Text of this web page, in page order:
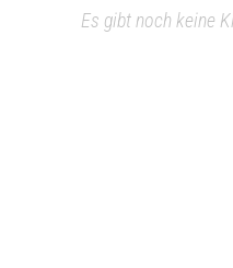
Es gibt noch keine